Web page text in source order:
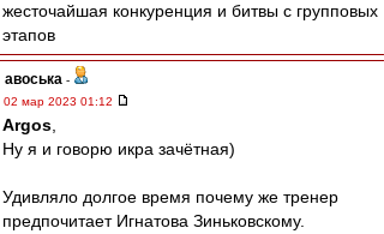
жесточайшая конкуренция и битвы с групповых
этапов
авоська -
02 мар 2023 01:12
Argos
Ну я и говорю икра зачётная)
Удивляло долгое время почему же тренер
предпочитает Игнатова Зиньковскому.